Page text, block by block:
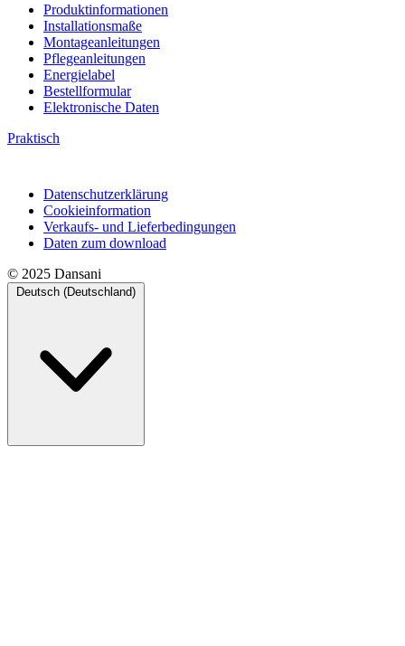
Produktinformationen
Installationsmaße
Montageanleitungen
Pflegeanleitungen
Energielabel
Bestellformular
Elektronische Daten
Praktisch
Datenschutzerklärung
Cookieinformation
Verkaufs- und Lieferbedingungen
Daten zum download
© 2025 Dansani
Deutsch (Deutschland)